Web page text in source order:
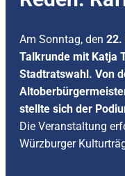
Am Sonntag, den 22.
Talkrunde mit Katja
Stadtratswahl. Von
stellte sich der
Die Veranstaltung
Würzburger